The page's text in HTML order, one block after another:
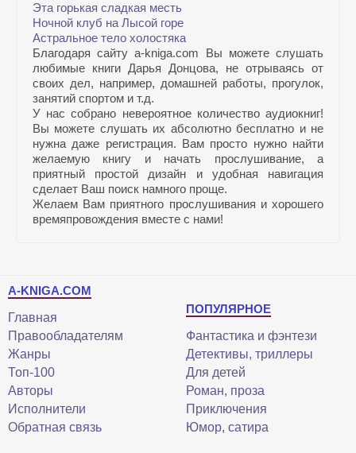
Эта горькая сладкая месть
Ночной клуб на Лысой горе
Астральное тело холостяка
Благодаря сайту a-kniga.com Вы можете слушать
любимые книги Дарья Донцова, не отрываясь от
своих дел, например, домашней работы, прогулок,
занятий спортом и т.д.
У нас собрано невероятное количество аудиокниг!
Вы можете слушать их абсолютно бесплатно и не
нужна даже регистрация. Вам просто нужно найти
желаемую книгу и начать прослушивание, а
приятный простой дизайн и удобная навигация
сделает Ваш поиск намного проще.
Желаем Вам приятного прослушивания и хорошего
времяпровождения вместе с нами!
A-KNIGA.COM
Главная
Правообладателям
Жанры
Топ-100
Авторы
Исполнители
Обратная связь
ПОПУЛЯРНОЕ
Фантастика и фэнтези
Детективы, триллеры
Для детей
Роман, проза
Приключения
Юмор, сатира